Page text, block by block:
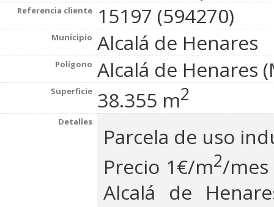
Referencia cliente 15197 (594270)
Municipio Alcalá de Henares
Polígono Alcalá de Henares
Superficie 38.355 m2
Detalles
Parcela de uso
Precio 1€/m2/mes
Alcalá de